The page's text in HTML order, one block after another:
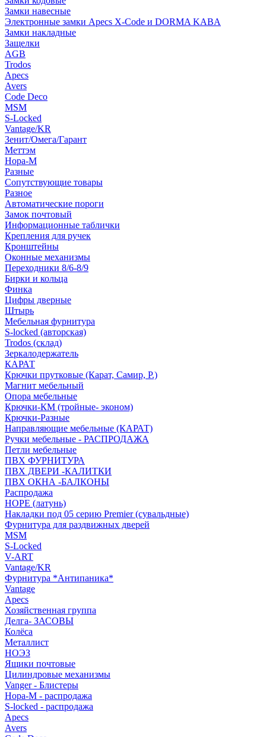
Замки навесные
Электронные замки Apecs X-Code и DORMA KABA
Замки накладные
Защелки
AGB
Trodos
Apecs
Avers
Code Deco
MSM
S-Locked
Vantage/KR
Зенит/Омега/Гарант
Меттэм
Нора-М
Разные
Сопутствующие товары
Разное
Автоматические пороги
Замок почтовый
Информационные таблички
Крепления для ручек
Кронштейны
Оконные механизмы
Переходники 8/6-8/9
Бирки и кольца
Финка
Цифры дверные
Штырь
Мебельная фурнитура
S-locked (авторская)
Trodos (склад)
Зеркалодержатель
КАРАТ
Крючки прутковые (Карат, Самир, Р.)
Магнит мебельный
Опора мебельные
Крючки-КМ (тройные- эконом)
Крючки-Разные
Направляющие мебельные (КАРАТ)
Ручки мебельные - РАСПРОДАЖА
Петли мебельные
ПВХ ФУРНИТУРА
ПВХ ДВЕРИ -КАЛИТКИ
ПВХ ОКНА -БАЛКОНЫ
Распродажа
HOPE (латунь)
Накладки под 05 серию Premier (сувальдные)
Фурнитура для раздвижных дверей
MSM
S-Locked
V-ART
Vantage/KR
Фурнитура *Антипаника*
Vantage
Apecs
Хозяйственная группа
Делга- ЗАСОВЫ
Колёса
Металлист
НОЭЗ
Ящики почтовые
Цилиндровые механизмы
Vanger - Блистеры
Нора-М - распродажа
S-locked - распродажа
Apecs
Avers